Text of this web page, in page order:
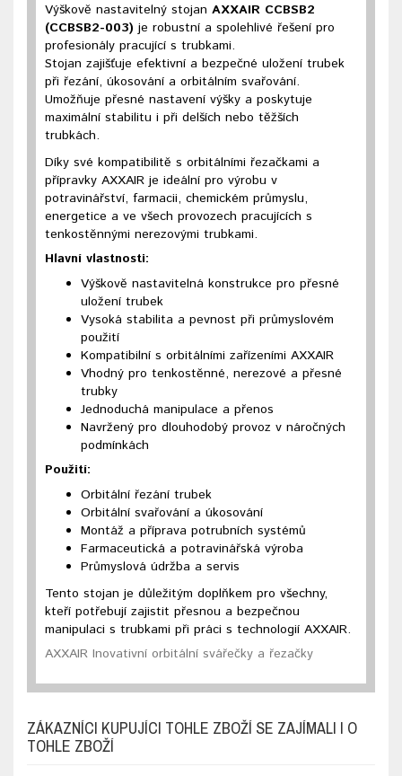
Výškově nastavitelný stojan AXXAIR CCBSB2
(CCBSB2-003) je robustní a spolehlivé řešení pro
profesionály pracující s trubkami.
Stojan zajišťuje efektivní a bezpečné uložení trubek
při řezání, úkosování a orbitálním svařování.
Umožňuje přesné nastavení výšky a poskytuje
maximální stabilitu i při delších nebo těžších
trubkách.
Díky své kompatibilitě s orbitálními řezačkami a
přípravky AXXAIR je ideální pro výrobu v
potravinářství, farmacii, chemickém průmyslu,
energetice a ve všech provozech pracujících s
tenkostěnnými nerezovými trubkami.
Hlavní vlastnosti:
Výškově nastavitelná konstrukce pro přesné
uložení trubek
Vysoká stabilita a pevnost při průmyslovém
použití
Kompatibilní s orbitálními zařízeními AXXAIR
Vhodný pro tenkostěnné, nerezové a přesné
trubky
Jednoduchá manipulace a přenos
Navržený pro dlouhodobý provoz v náročných
podmínkách
Použití:
Orbitální řezání trubek
Orbitální svařování a úkosování
Montáž a příprava potrubních systémů
Farmaceutická a potravinářská výroba
Průmyslová údržba a servis
Tento stojan je důležitým doplňkem pro všechny,
kteří potřebují zajistit přesnou a bezpečnou
manipulaci s trubkami při práci s technologií AXXAIR.
AXXAIR Inovativní orbitální svářečky a řezačky
ZÁKAZNÍCI KUPUJÍCI TOHLE ZBOŽÍ SE ZAJÍMALI I O
TOHLE ZBOŽÍ